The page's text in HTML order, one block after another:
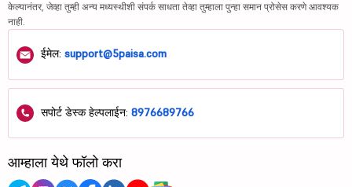
केल्यानंतर, जेव्हा तुम्ही अन्य मध्यस्थीशी संपर्क साधता तेव्हा तुम्हाला पुन्हा समान प्रोसेस करणे आवश्यक
नाही.
ईमेल: support@5paisa.com
सपोर्ट डेस्क हेल्पलाईन: 8976689766
आम्हाला येथे फॉलो करा